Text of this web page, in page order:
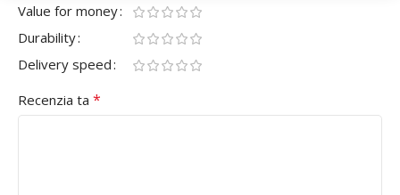
Value for money
Durability
Delivery speed
Recenzia ta *